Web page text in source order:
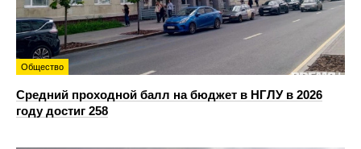
Общество
Средний проходной балл на бюджет в НГЛУ в 2026
году достиг 258